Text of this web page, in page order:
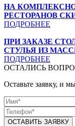
НА
РЕСТОРАНОВ
ПОДРОБНЕЕ
ПРИ ЗАКАЗЕ
СТУЛЬЯ ИЗ
ПОДРОБНЕЕ
ОСТАЛИСЬ
Оставьте заявку, и
ОСТАВИТЬ ЗАЯВКУ